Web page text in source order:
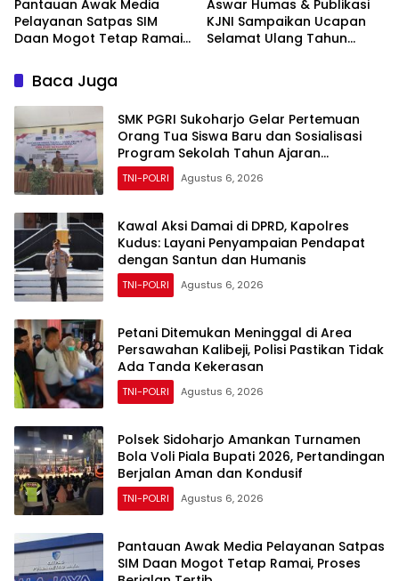
Pantauan Awak Media
Pelayanan Satpas SIM
Daan Mogot Tetap Ramai,
Aswar Humas & Publikasi
KJNI Sampaikan Ucapan
Selamat Ulang Tahun
Baca Juga
SMK PGRI Sukoharjo Gelar Pertemuan
Orang Tua Siswa Baru dan Sosialisasi
Program Sekolah Tahun Ajaran
2026/2027
TNI-POLRI Agustus 6, 2026
Kawal Aksi Damai di DPRD, Kapolres
Kudus: Layani Penyampaian Pendapat
dengan Santun dan Humanis
TNI-POLRI Agustus 6, 2026
Petani Ditemukan Meninggal di Area
Persawahan Kalibeji, Polisi Pastikan Tidak
Ada Tanda Kekerasan
TNI-POLRI Agustus 6, 2026
Polsek Sidoharjo Amankan Turnamen
Bola Voli Piala Bupati 2026, Pertandingan
Berjalan Aman dan Kondusif
TNI-POLRI Agustus 6, 2026
Pantauan Awak Media Pelayanan Satpas
SIM Daan Mogot Tetap Ramai, Proses